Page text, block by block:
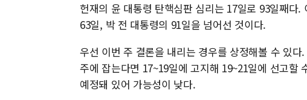
헌재의 윤 대통령 탄핵심판 심리는 17일로 93일째다
63일, 박 전 대통령의 91일을 넘어선 것이다.
우선 이번 주 결론을 내리는 경우를 상정해볼 수 있
주에 잡는다면 17~19일에 고지해 19~21일에 선고할
예정돼 있어 가능성이 낮다.